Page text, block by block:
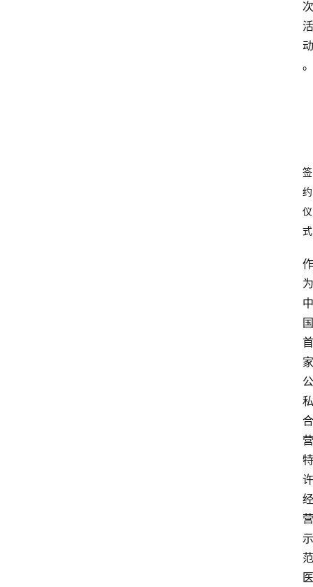
次
活
动
。
签
约
仪
式
作
为
中
国
首
家
公
私
合
营
特
许
经
营
示
范
医